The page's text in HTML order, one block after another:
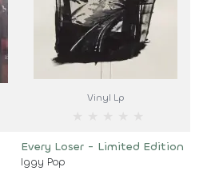
Vinyl Lp
Every Loser - Limited Edition
Iggy Pop